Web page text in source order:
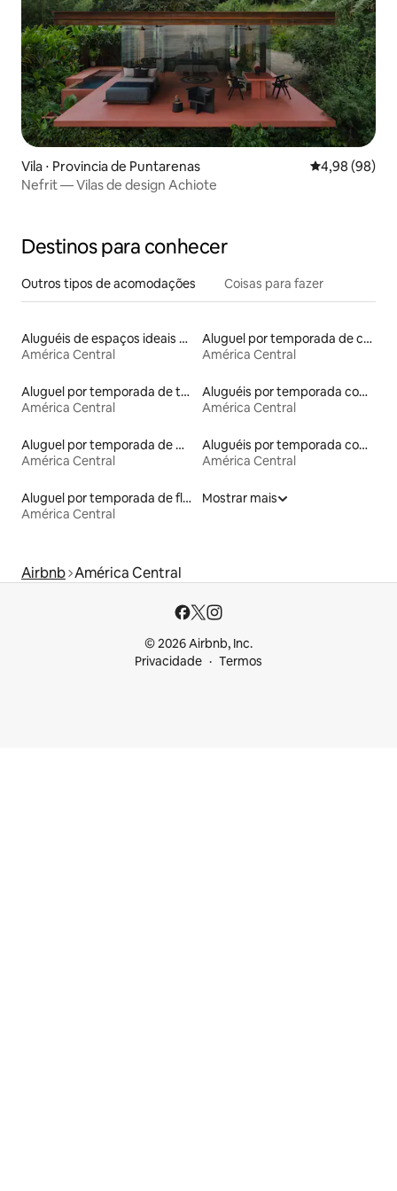
Vila ⋅ Provincia de Puntarenas 4,98 de uma
4,98 (98)
Nefrit — Vilas de design Achiote
Destinos para conhecer
Outros tipos de acomodações Coisas para fazer
Aluguéis de espaços ideais para famílias
América Central
Aluguel por temporada de casas de hóspedes
América Central
Aluguel por temporada de townhouses
América Central
Aluguéis por temporada com banheiro para PCD
América Central
Aluguel por temporada de microcasas
América Central
Aluguéis por temporada com sauna
América Central
Aluguel por temporada de flats
América Central
Mostrar mais
Airbnb América Central
© 2026 Airbnb, Inc.
Privacidade
Termos